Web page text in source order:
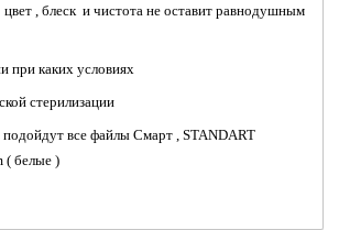
, блеск и чистота не оставит равнодушным
при каких условиях
стерилизации
все файлы Смарт , STANDART
( белые )